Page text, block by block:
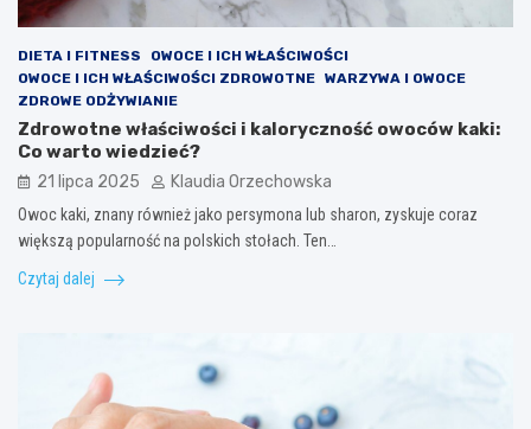
DIETA I FITNESS
OWOCE I ICH WŁAŚCIWOŚCI
OWOCE I ICH WŁAŚCIWOŚCI ZDROWOTNE WARZYWA I OWOCE
ZDROWE ODŻYWIANIE
Zdrowotne właściwości i kaloryczność owoców kaki:
Co warto wiedzieć?
21 lipca 2025 Klaudia Orzechowska
Owoc kaki, znany również jako persymona lub sharon, zyskuje coraz
większą popularność na polskich stołach. Ten…
Czytaj dalej